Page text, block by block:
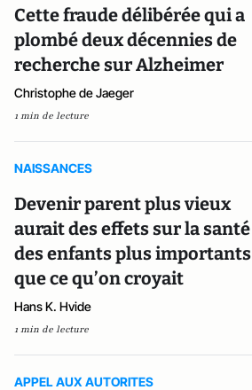
Cette fraude délibérée qui a
plombé deux décennies de
recherche sur Alzheimer
Christophe de Jaeger
1 min de lecture
NAISSANCES
Devenir parent plus vieux
aurait des effets sur la santé
des enfants plus importants
que ce qu’on croyait
Hans K. Hvide
1 min de lecture
APPEL AUX AUTORITES